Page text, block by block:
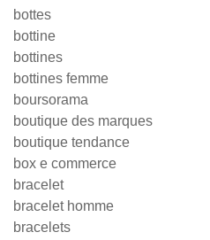
bottes
bottine
bottines
bottines femme
boursorama
boutique des marques
boutique tendance
box e commerce
bracelet
bracelet homme
bracelets